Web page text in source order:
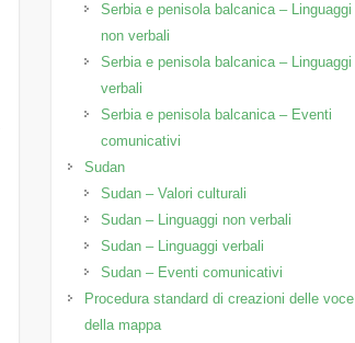
Serbia e penisola balcanica – Linguaggi
non verbali
Serbia e penisola balcanica – Linguaggi
verbali
Serbia e penisola balcanica – Eventi
comunicativi
Sudan
Sudan – Valori culturali
Sudan – Linguaggi non verbali
Sudan – Linguaggi verbali
Sudan – Eventi comunicativi
Procedura standard di creazioni delle voce
della mappa